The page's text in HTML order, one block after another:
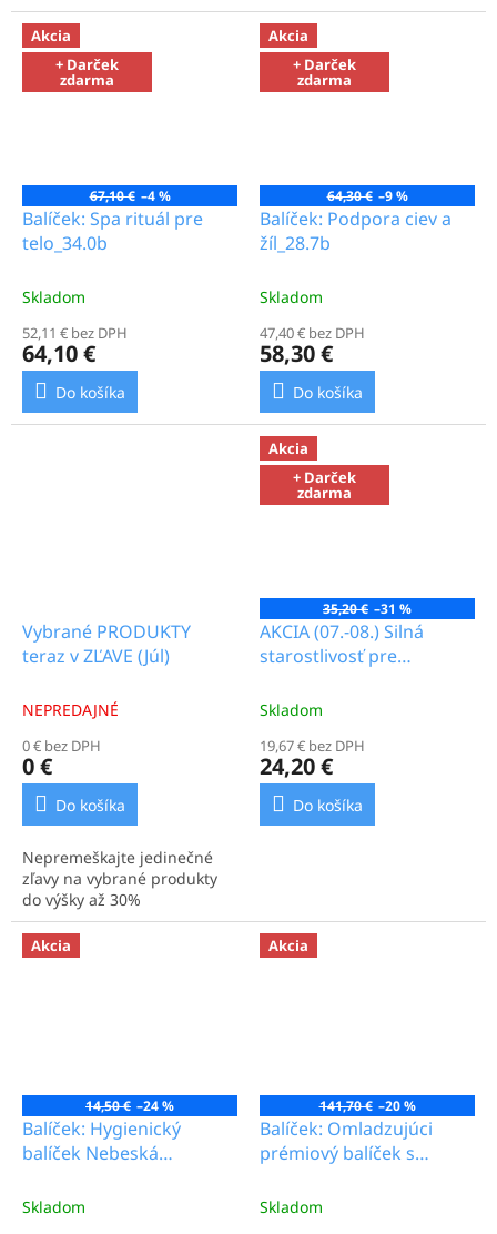
Akcia
+ Darček
zdarma
67,10 € –4 %
Balíček: Spa rituál pre
telo_34.0b
Skladom
52,11 € bez DPH
64,10 €
Do košíka
Akcia
+ Darček
zdarma
64,30 € –9 %
Balíček: Podpora ciev a
žíl_28.7b
Skladom
47,40 € bez DPH
58,30 €
Do košíka
Vybrané PRODUKTY
teraz v ZĽAVE (Júl)
NEPREDAJNÉ
0 € bez DPH
0 €
Do košíka
Nepremeškajte jedinečné
zľavy na vybrané produkty
do výšky až 30%
Akcia
+ Darček
zdarma
35,20 € –31 %
AKCIA (07.-08.) Silná
starostlivosť pre
Skladom
19,67 € bez DPH
24,20 €
Do košíka
Akcia
14,50 € –24 %
Balíček: Hygienický
balíček Nebeská
Skladom
Akcia
141,70 € –20 %
Balíček: Omladzujúci
prémiový balíček s
kolagénom_79.2b
Skladom